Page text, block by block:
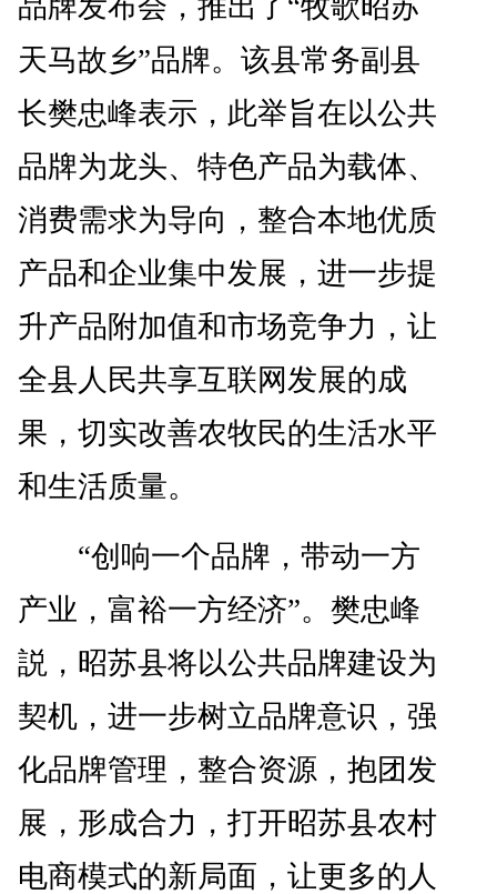
天马故乡”品牌。该县常务副县
长樊忠峰表示，此举旨在以公共
品牌为龙头、特色产品为载体、
消费需求为导向，整合本地优质
产品和企业集中发展，进一步提
升产品附加值和市场竞争力，让
全县人民共享互联网发展的成
果，切实改善农牧民的生活水平
和生活质量。
“创响一个品牌，带动一方
产业，富裕一方经济”。樊忠峰
説，昭苏县将以公共品牌建设为
契机，进一步树立品牌意识，强
化品牌管理，整合资源，抱团发
展，形成合力，打开昭苏县农村
电商模式的新局面，让更多的人